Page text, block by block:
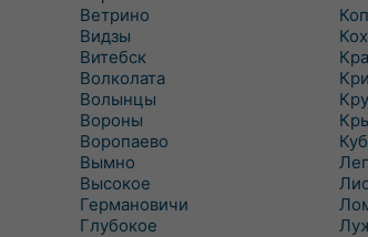
Ветрино
Видзы
Витебск
Волколата
Волынцы
Вороны
Воропаево
Вымно
Высокое
Германовичи
Глубокое